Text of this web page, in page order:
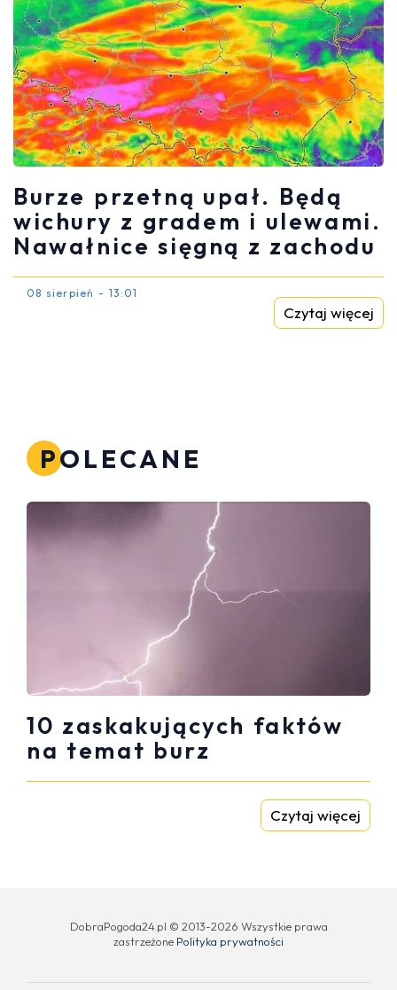
Burze przetną upał. Będą
wichury z gradem i ulewami.
Nawałnice sięgną z zachodu
08 sierpień - 13:01
Czytaj więcej
POLECANE
10 zaskakujących faktów
na temat burz
Czytaj więcej
DobraPogoda24.pl © 2013-2026 Wszystkie prawa
zastrzeżone Polityka prywatności